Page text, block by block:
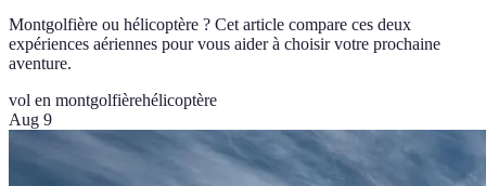
Montgolfière ou hélicoptère ? Cet article compare ces deux
expériences aériennes pour vous aider à choisir votre prochaine
aventure.
vol en montgolfièrehélicoptère
Aug 9